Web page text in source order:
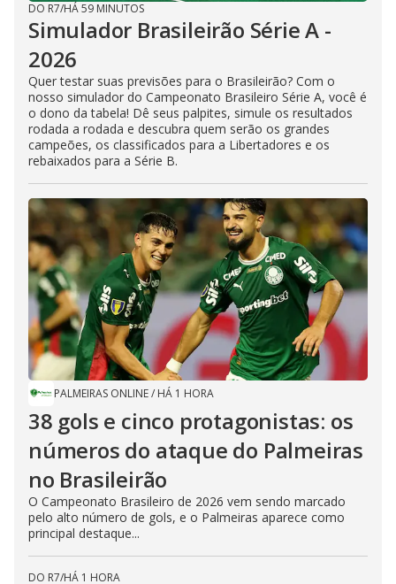
DO R7/HÁ 59 MINUTOS
Simulador Brasileirão Série A -
2026
Quer testar suas previsões para o Brasileirão? Com o
nosso simulador do Campeonato Brasileiro Série A, você é
o dono da tabela! Dê seus palpites, simule os resultados
rodada a rodada e descubra quem serão os grandes
campeões, os classificados para a Libertadores e os
rebaixados para a Série B.
PALMEIRAS ONLINE/ HÁ 1 HORA
38 gols e cinco protagonistas: os
números do ataque do Palmeiras
no Brasileirão
O Campeonato Brasileiro de 2026 vem sendo marcado
pelo alto número de gols, e o Palmeiras aparece como
principal destaque...
DO R7/HÁ 1 HORA